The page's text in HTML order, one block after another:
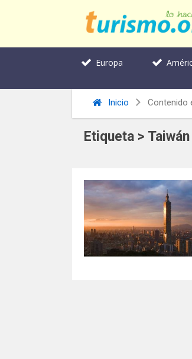
Europa
Inicio Contenido
Etiqueta > Taiwán